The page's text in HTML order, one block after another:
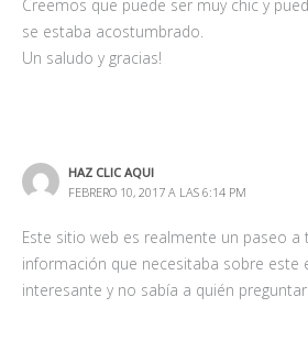
Creemos que puede ser muy chic y
se estaba acostumbrado.
Un saludo y gracias!
HAZ CLIC AQUI
FEBRERO 10, 2017 A LAS 6:14 PM
Este sitio web es realmente un paseo a
información que necesitaba sobre este
interesante y no sabía a quién preguntar .